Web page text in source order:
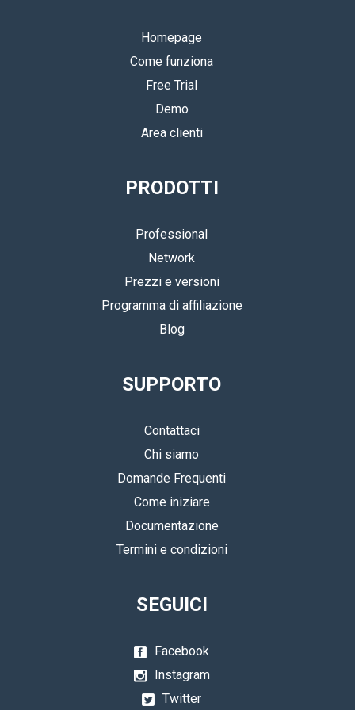
Homepage
Come funziona
Free Trial
Demo
Area clienti
PRODOTTI
Professional
Network
Prezzi e versioni
Programma di affiliazione
Blog
SUPPORTO
Contattaci
Chi siamo
Domande Frequenti
Come iniziare
Documentazione
Termini e condizioni
SEGUICI
Facebook
Instagram
Twitter